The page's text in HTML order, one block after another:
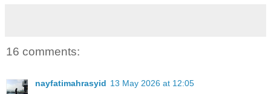
16 comments:
nayfatimahrasyid 13 May 2026 at 12:05